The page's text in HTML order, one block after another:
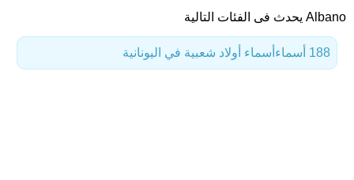
Albano يحدث فى الفئات التالية
أسماء أولاد شعبية في اليونانية 188 أسماء